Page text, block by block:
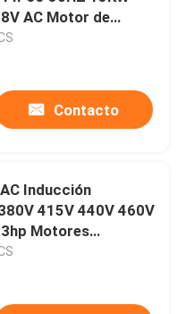
AC Motor de
de jaula de
Contacto
Inducción
415V 440V 460V
Motores
alta eficiencia de